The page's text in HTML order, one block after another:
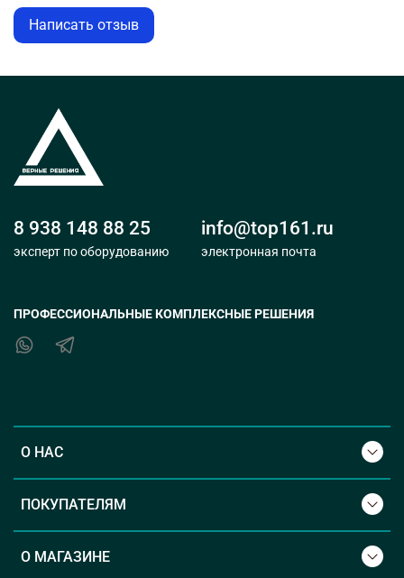
Написать отзыв
О НАС
ПОКУПАТЕЛЯМ
О МАГАЗИНЕ
8 938 148 88 25
эксперт по оборудованию
info@top161.ru
электронная почта
ПРОФЕССИОНАЛЬНЫЕ КОМПЛЕКСНЫЕ РЕШЕНИЯ